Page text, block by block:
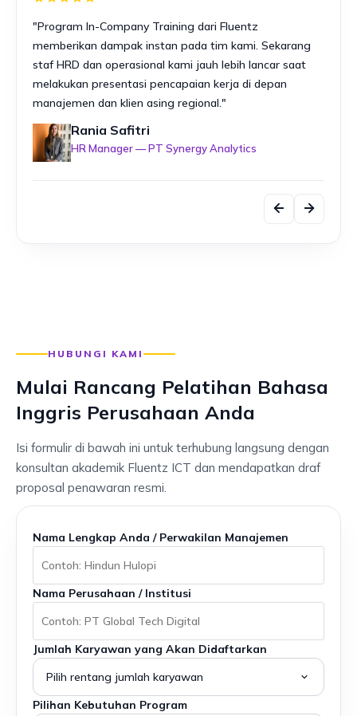
"Program In-Company Training dari Fluentz
memberikan dampak instan pada tim kami. Sekarang
staf HRD dan operasional kami jauh lebih lancar saat
melakukan presentasi pencapaian kerja di depan
manajemen dan klien asing regional."
Rania Safitri
HR Manager — PT Synergy Analytics
HUBUNGI KAMI
Mulai Rancang Pelatihan Bahasa
Inggris Perusahaan Anda
Isi formulir di bawah ini untuk terhubung langsung dengan
konsultan akademik Fluentz ICT dan mendapatkan draf
proposal penawaran resmi.
Nama Lengkap Anda / Perwakilan Manajemen
Nama Perusahaan / Institusi
Jumlah Karyawan yang Akan Didaftarkan
Pilihan Kebutuhan Program